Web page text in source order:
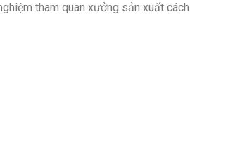
tham quan xưởng sản xuất cách